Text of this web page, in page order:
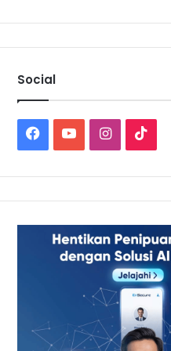
Social
Facebook
YouTubeInstagram